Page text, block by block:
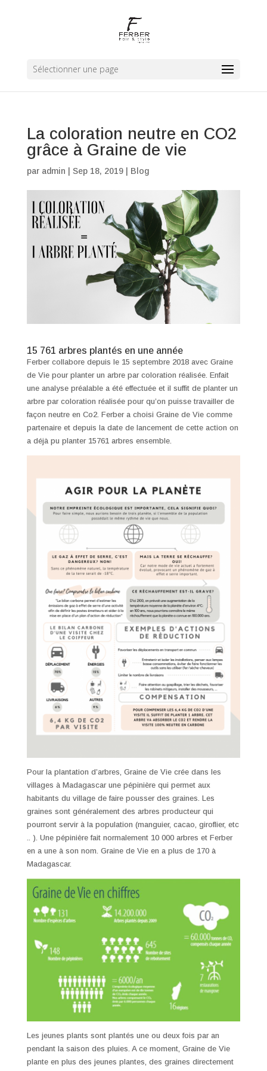
Sélectionner une page
La coloration neutre en CO2
grâce à Graine de vie
par admin Sep 18, 2019| Blog
15 761 arbres plantés en une année
Ferber collabore depuis le 15 septembre 2018 avec Graine
de Vie pour planter un arbre par coloration réalisée. Enfait
une analyse préalable a été effectuée et il suffit de planter un
arbre par coloration réalisée pour qu’on puisse travailler de
façon neutre en Co2. Ferber a choisi Graine de Vie comme
partenaire et depuis la date de lancement de cette action on
a déjà pu planter 15761 arbres ensemble.
Pour la plantation d’arbres, Graine de Vie crée dans les
villages à Madagascar une pépinière qui permet aux
habitants du village de faire pousser des graines. Les
graines sont généralement des arbres producteur qui
pourront servir à la population (manguier, cacao, giroflier, etc
.. ). Une pépinière fait normalement 10 000 arbres et Ferber
en a une à son nom. Graine de Vie en a plus de 170 à
Madagascar.
Les jeunes plants sont plantés une ou deux fois par an
pendant la saison des pluies. A ce moment, Graine de Vie
plante en plus des jeunes plantes, des graines directement